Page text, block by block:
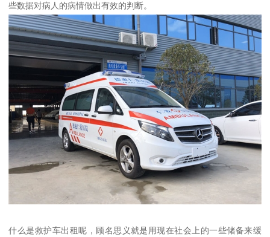
些数据对病人的病情做出有效的判断。
什么是救护车出租呢，顾名思义就是用现在社会上的一些储备来缓